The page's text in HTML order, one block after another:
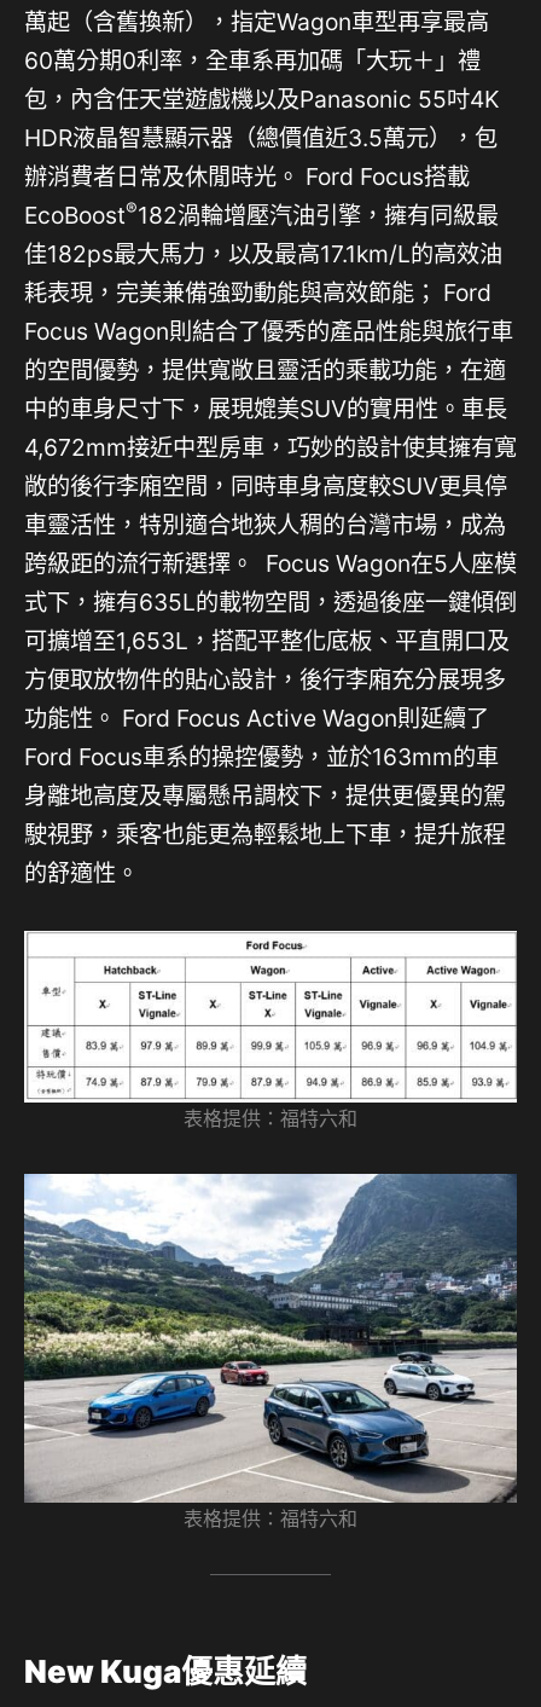
萬起（含舊換新），指定Wagon車型再享最高
60萬分期0利率，全車系再加碼「大玩＋」禮
包，內含任天堂遊戲機以及Panasonic 55吋4K
HDR液晶智慧顯示器（總價值近3.5萬元），包
辦消費者日常及休閒時光。 Ford Focus搭載
EcoBoost®182渦輪增壓汽油引擎，擁有同級最
佳182ps最大馬力，以及最高17.1km/L的高效油
耗表現，完美兼備強勁動能與高效節能； Ford
Focus Wagon則結合了優秀的產品性能與旅行車
的空間優勢，提供寬敞且靈活的乘載功能，在適
中的車身尺寸下，展現媲美SUV的實用性。車長
4,672mm接近中型房車，巧妙的設計使其擁有寬
敞的後行李廂空間，同時車身高度較SUV更具停
車靈活性，特別適合地狹人稠的台灣市場，成為
跨級距的流行新選擇。 Focus Wagon在5人座模
式下，擁有635L的載物空間，透過後座一鍵傾倒
可擴增至1,653L，搭配平整化底板、平直開口及
方便取放物件的貼心設計，後行李廂充分展現多
功能性。 Ford Focus Active Wagon則延續了
Ford Focus車系的操控優勢，並於163mm的車
身離地高度及專屬懸吊調校下，提供更優異的駕
駛視野，乘客也能更為輕鬆地上下車，提升旅程
的舒適性。
表格提供：福特六和
表格提供：福特六和
New Kuga優惠延續